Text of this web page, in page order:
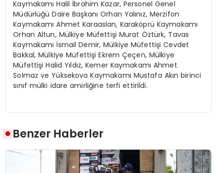
Kaymakamı Halil İbrahim Kazar, Personel Genel
Müdürlüğü Daire Başkanı Orhan Yalınız, Merzifon
Kaymakamı Ahmet Karaaslan, Karaköprü Kaymakamı
Orhan Altun, Mülkiye Müfettişi Murat Öztürk, Tavas
Kaymakamı İsmail Demir, Mülkiye Müfettişi Cevdet
Bakkal, Mülkiye Müfettişi Ekrem Çeçen, Mülkiye
Müfettişi Halid Yıldız, Kemer Kaymakamı Ahmet
Solmaz ve Yüksekova Kaymakamı Mustafa Akın birinci
sınıf mülki idare amirliğine terfi ettirildi.
Benzer Haberler